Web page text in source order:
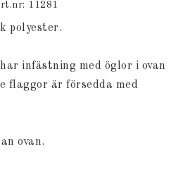
11281
polyester.
infästning med öglor i ovan
flaggor är försedda med
ovan.